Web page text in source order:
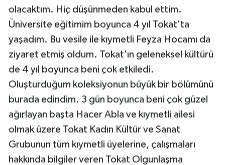
olacaktım. Hiç düşünmeden kabul ettim.
Üniversite eğitimim boyunca 4 yıl Tokat'ta
yaşadım. Bu vesile ile kıymetli Feyza Hocamı da
ziyaret etmiş oldum. Tokat'ın geleneksel kültürü
de 4 yıl boyunca beni çok etkiledi.
Oluşturduğum koleksiyonun büyük bir bölümünü
burada edindim. 3 gün boyunca beni çok güzel
ağırlayan başta Hacer Abla ve kıymetli ailesi
olmak üzere Tokat Kadın Kültür ve Sanat
Grubunun tüm kıymetli üyelerine, çalışmaları
hakkında bilgiler veren Tokat Olgunlaşma